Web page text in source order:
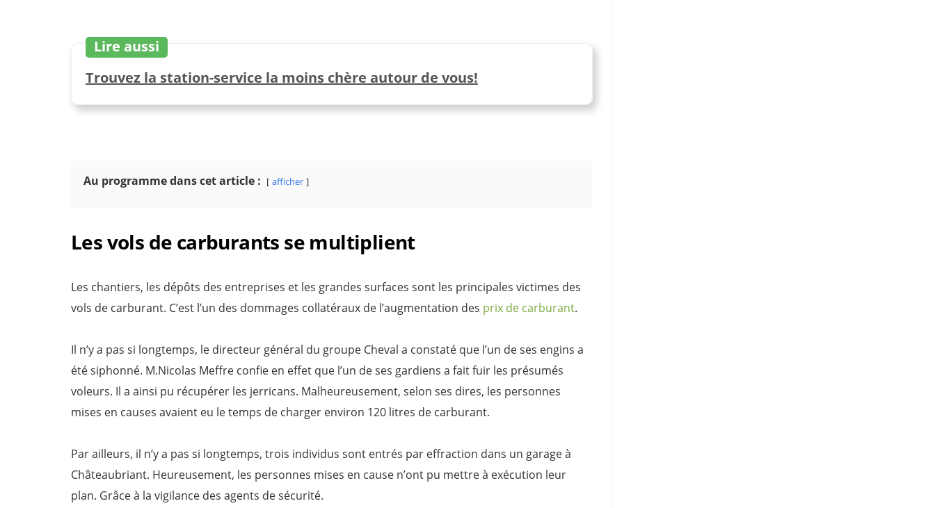
Lire aussi
Trouvez la station-service la moins chère autour de vous!
Au programme dans cet article : afficher
Les vols de carburants se multiplient
Les chantiers, les dépôts des entreprises et les grandes surfaces sont les principales victimes des
vols de carburant. C’est l’un des dommages collatéraux de l’augmentation des prix de carburant.
Il n’y a pas si longtemps, le directeur général du groupe Cheval a constaté que l’un de ses engins a
été siphonné. M.Nicolas Meffre confie en effet que l’un de ses gardiens a fait fuir les présumés
voleurs. Il a ainsi pu récupérer les jerricans. Malheureusement, selon ses dires, les personnes
mises en causes avaient eu le temps de charger environ 120 litres de carburant.
Par ailleurs, il n’y a pas si longtemps, trois individus sont entrés par effraction dans un garage à
Châteaubriant. Heureusement, les personnes mises en cause n’ont pu mettre à exécution leur
plan. Grâce à la vigilance des agents de sécurité.